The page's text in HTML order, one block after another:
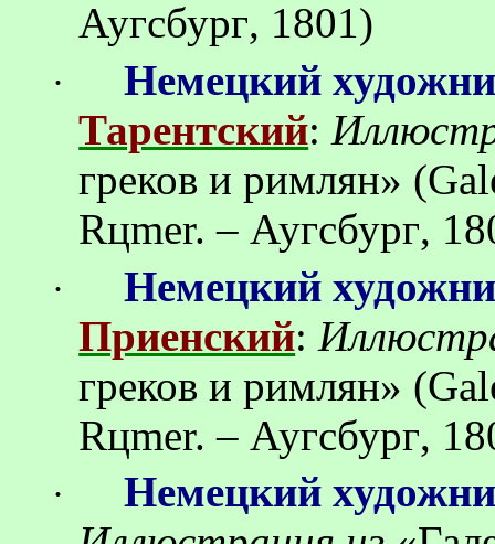
Аугсбург, 1801)
·
Немецкий
Тарентский:
греков и римлян»
Rцmer. – Аугсбург,
·
Немецкий
Приенский:
греков и римлян»
Rцmer. – Аугсбург,
·
Немецкий